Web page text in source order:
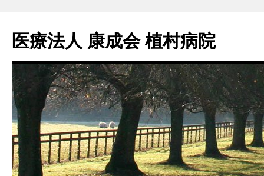
医療法人 康成会 植村病院